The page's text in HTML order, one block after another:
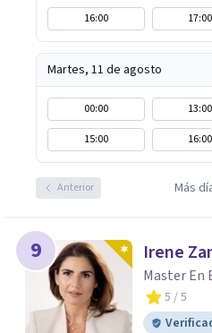
16:00
17:00
Martes, 11 de agosto
00:00 13:00
15:00
16:00
Anterior Más
9 Irene
Master En
5 / 5